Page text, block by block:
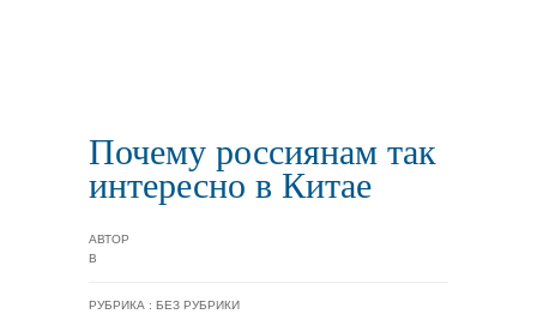
Почему россиянам так
интересно в Китае
АВТОР
В
РУБРИКА : БЕЗ РУБРИКИ